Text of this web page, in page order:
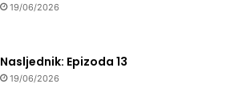
19/06/2026
Nasljednik: Epizoda 13
19/06/2026